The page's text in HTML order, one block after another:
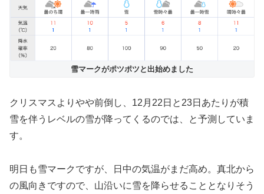
雪マークがポツポツと出始めました
クリスマスよりやや前倒し、12月22日と23日あたりが積
雪を伴うレベルの雪が降ってくるのでは、と予測していま
す。
明日も雪マークですが、日中の気温がまだ高め。真北から
の風向きですので、山沿いに雪を降らせることとなりそう